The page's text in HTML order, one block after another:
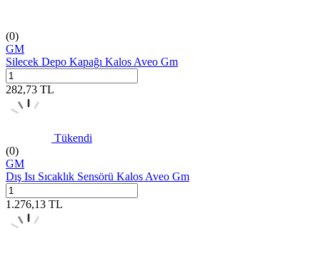
(0)
GM
Silecek Depo Kapağı Kalos Aveo Gm
282,73 TL
Tükendi
(0)
GM
Dış Isı Sıcaklık Sensörü Kalos Aveo Gm
1.276,13 TL